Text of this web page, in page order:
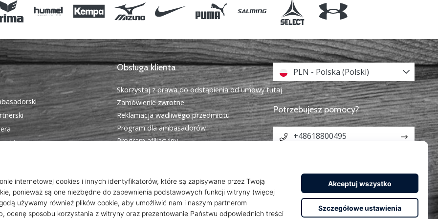
Obsługa klienta
Skorzystaj z prawa do odstąpienia od umowy tutaj
Zamówienie zwrotne
Reklamacja wadliwego przedmiotu
Program dla ambasadorów
Program afiliacyjny
Kontakt
Często zadawane pytania
Polityka prywatności
PLN - Polska (Polski)
Potrzebujesz pomocy?
+48618800495